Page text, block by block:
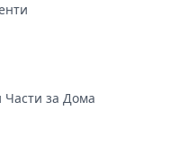
Части за Дома